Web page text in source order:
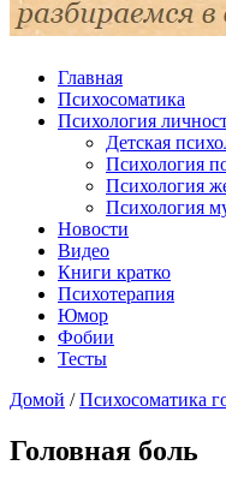
Главная
Психосоматика
Психология
Детская
Психология
Психология
Психология
Новости
Видео
Книги кратко
Психотерапия
Юмор
Фобии
Тесты
Домой / Психосоматика
Головная боль